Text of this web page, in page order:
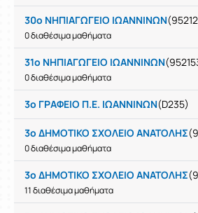
30ο ΝΗΠΙΑΓΩΓΕΙΟ ΙΩΑΝΝΙΝΩΝ
0 διαθέσιμα μαθήματα
31ο ΝΗΠΙΑΓΩΓΕΙΟ ΙΩΑΝΝΙΝΩΝ
0 διαθέσιμα μαθήματα
3ο ΓΡΑΦΕΙΟ Π.Ε. ΙΩΑΝΝΙΝΩΝ(D235)
3ο ΔΗΜΟΤΙΚΟ ΣΧΟΛΕΙΟ ΑΝΑΤΟΛΗΣ
0 διαθέσιμα μαθήματα
3ο ΔΗΜΟΤΙΚΟ ΣΧΟΛΕΙΟ ΑΝΑΤΟΛΗΣ
11 διαθέσιμα μαθήματα